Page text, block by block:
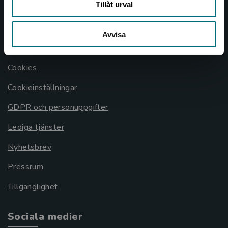
Tillåt urval
Avvisa
Allmänna länkar
Om oss
Cookies
Cookieinställningar
GDPR och personuppgifter
Lediga tjänster
Nyhetsbrev
Pressrum
Tillgänglighet
Sociala medier